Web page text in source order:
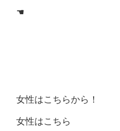
☚
女性はこちらから！
女性はこちら